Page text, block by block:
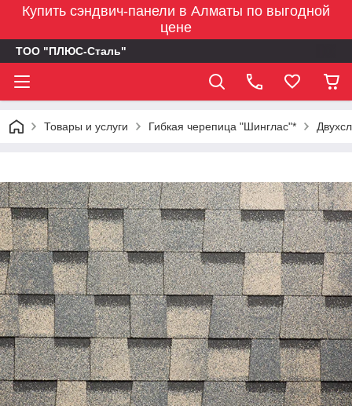
Купить сэндвич-панели в Алматы по выгодной
цене
ТОО "ПЛЮС-Сталь"
Товары и услуги Гибкая черепица "Шинглас"*